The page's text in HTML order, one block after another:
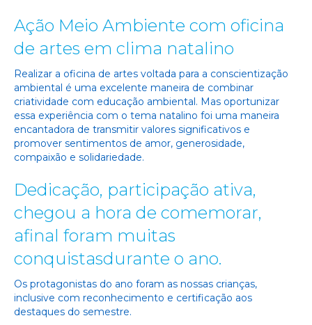
Ação Meio Ambiente com oficina
de artes em clima natalino
Realizar a oficina de artes voltada para a conscientização
ambiental é uma excelente maneira de combinar
criatividade com educação ambiental. Mas oportunizar
essa experiência com o tema natalino foi uma maneira
encantadora de transmitir valores significativos e
promover sentimentos de amor, generosidade,
compaixão e solidariedade.
Dedicação, participação ativa,
chegou a hora de comemorar,
afinal foram muitas
conquistasdurante o ano.
Os protagonistas do ano foram as nossas crianças,
inclusive com reconhecimento e certificação aos
destaques do semestre.